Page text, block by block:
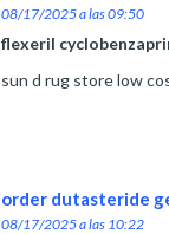
08/17/2025 a las 09:50
flexeril
sun d rug store low
order dutasteride
08/17/2025 a las 10:22